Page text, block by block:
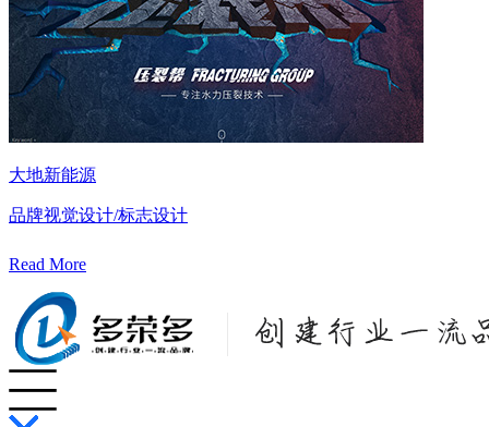
大地新能源
品牌视觉设计/标志设计
Read More